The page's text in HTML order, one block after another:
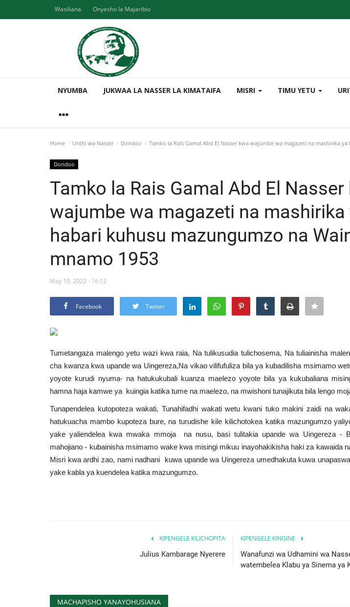
Wasiliana Onyesho la Majaribio
NYUMBA JUKWAA LA NASSER LA KIMATAIFA MISRI TIMU YETU
Home Urithi wa Nasser Dondoo Tamko la Rais Gamal Abd El Nasser kwa wajumbe wa magazeti na mashirika
Dondoo
Tamko la Rais Gamal Abd El Nasser
wajumbe wa magazeti na mashirika
habari kuhusu mazungumzo na
mnamo 1953
May 10, 2022 - 16:12
Facebook Twitter
Tumetangaza malengo yetu wazi kwa raia, Na tulikusudia tulichosema, Na tuliainisha
cha kwanza kwa upande wa Uingereza,Na vikao vilifufuliza bila ya kubadilisha msimamo
yoyote kurudi nyuma- na hatukukubali kuanza maelezo yoyote bila ya kukubaliana
hamna haja kamwe ya kuingia katika tume na maelezo, na mwishoni tunajikuta bila lengo
Tunapendelea kutopoteza wakati, Tunahifadhi wakati wetu kwani tuko makini zaidi na
hatukuacha mambo kupoteza bure, na turudishe kile kilichotokea katika mazungumzo
yake yaliendelea kwa mwaka mmoja na nusu, basi tulitakia upande wa Uingereza -
mahojiano - kubainisha msimamo wake kwa misingi mikuu inayohakikisha haki za kawaida
Misri kwa ardhi zao, nami nadhani kuwa upande wa Uingereza umedhakuta kuwa
yake kabla ya kuendelea katika mazungumzo.
KIPENGELE KILICHOPITA
Julius Kambarage Nyerere
KIPENGELE KINGINE
Wanafunzi wa Udhamini wa
watembelea Klabu ya Sinema ya
MACHAPISHO YANAYOHUSIANA